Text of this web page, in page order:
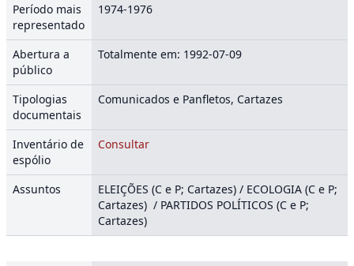
Período mais
representado
1974-1976
Abertura a
público
Totalmente em: 1992-07-09
Tipologias
documentais
Comunicados e Panfletos, Cartazes
Inventário de
espólio
Consultar
Assuntos
ELEIÇÕES (C e P; Cartazes) / ECOLOGIA (C e P;
Cartazes) / PARTIDOS POLÍTICOS (C e P;
Cartazes)